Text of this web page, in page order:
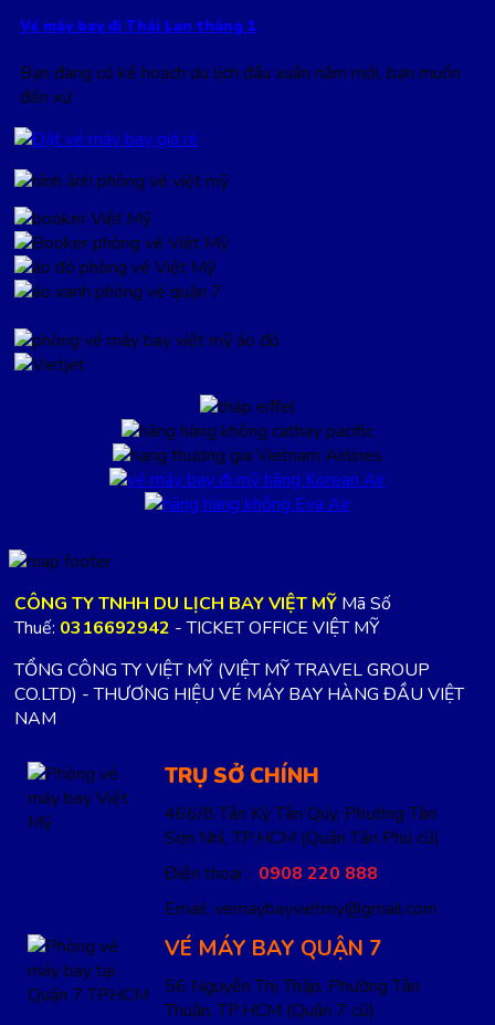
Vé máy bay đi Thái Lan tháng 1
Bạn đang có kế hoạch du lịch đầu xuân năm mới, bạn muốn
đến xứ
CÔNG TY TNHH DU LỊCH BAY VIỆT MỸ Mã Số
Thuế: 0316692942 - TICKET OFFICE VIỆT MỸ
TỔNG CÔNG TY VIỆT MỸ (VIỆT MỸ TRAVEL GROUP
CO.LTD) - THƯƠNG HIỆU VÉ MÁY BAY HÀNG ĐẦU VIỆT
NAM
TRỤ SỞ CHÍNH
466/8 Tân Kỳ Tân Qúy, Phường Tân
Sơn Nhì, TP.HCM (Quận Tân Phú cũ)
Điện thoại : 0908 220 888
Email: vemaybayvietmy@gmail.com
VÉ MÁY BAY QUẬN 7
56 Nguyễn Thị Thập, Phường Tân
Thuận, TP.HCM (Quận 7 cũ)